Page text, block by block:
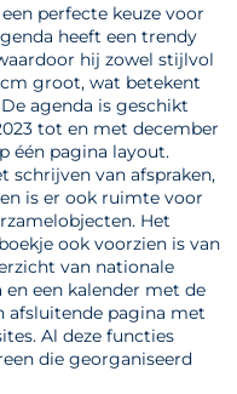
perfecte keuze voor
heeft een trendy
hij zowel stijlvol
cm groot, wat betekent
agenda is geschikt
tot en met december
één pagina layout.
schrijven van afspraken,
is er ook ruimte voor
Het
ook voorzien is van
van nationale
een kalender met de
afsluitende pagina met
Al deze functies
die georganiseerd